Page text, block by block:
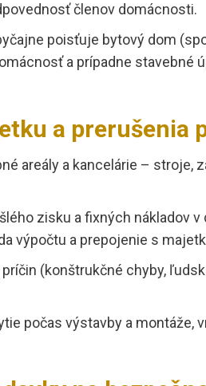
členov domácnosti.
poisťuje bytový dom
a prípadne stavebné
a prerušenia
areály a kancelárie – stroje,
zisku a fixných nákladov
výpočtu a prepojenie s
(konštrukčné chyby,
počas výstavby a montáže,